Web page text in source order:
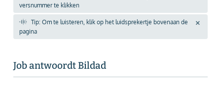
Zoeken
versnummer te klikken
Tip: Om te luisteren, klik op het luidsprekertje bovenaan de
pagina
Job antwoordt Bildad